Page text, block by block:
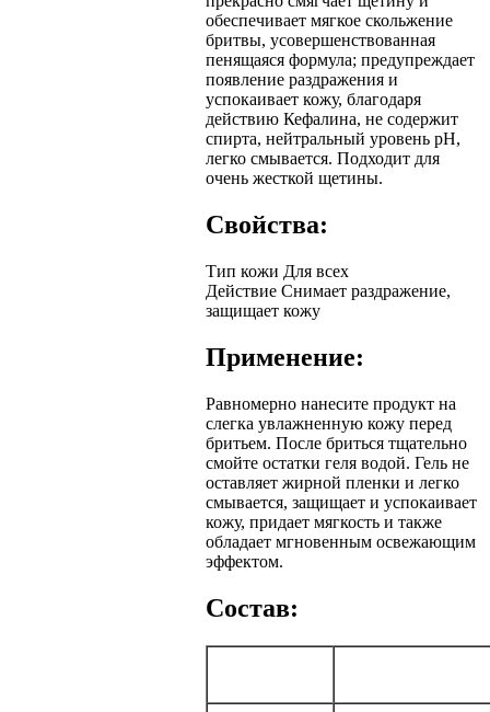
обеспечивает мягкое скольжение
бритвы, усовершенствованная
пенящаяся формула; предупреждает
появление раздражения и
успокаивает кожу, благодаря
действию Кефалина, не содержит
спирта, нейтральный уровень рН,
легко смывается. Подходит для
очень жесткой щетины.
Свойства:
Тип кожи Для всех
Действие Снимает раздражение,
защищает кожу
Применение:
Равномерно нанесите продукт на
слегка увлажненную кожу перед
бритьем. После бриться тщательно
смойте остатки геля водой. Гель не
оставляет жирной пленки и легко
смывается, защищает и успокаивает
кожу, придает мягкость и также
обладает мгновенным освежающим
эффектом.
Состав: